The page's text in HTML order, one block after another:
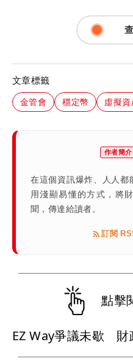
文章標籤
金管會 穩定幣 虛擬資
作者簡介
在這個資訊爆炸、人人都
用淺顯易懂的方式，將
聞，傳達給讀者。
訂閱
點擊